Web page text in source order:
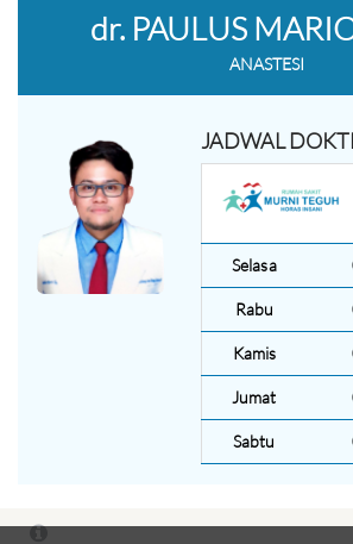
dr. PAULUS
ANASTESI
JADWAL
Selasa
Rabu
Kamis
Jumat
Sabtu